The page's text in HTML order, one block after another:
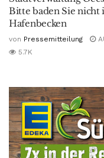
Bitte baden Sie nicht
Hafenbecken
von Pressemitteilung
5.7K